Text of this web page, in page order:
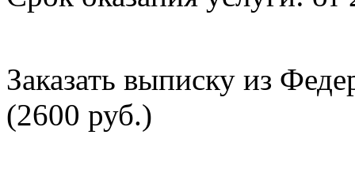
Заказать выписку из
(2600 руб.)